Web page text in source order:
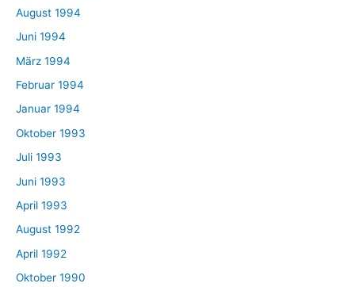
August 1994
Juni 1994
März 1994
Februar 1994
Januar 1994
Oktober 1993
Juli 1993
Juni 1993
April 1993
August 1992
April 1992
Oktober 1990